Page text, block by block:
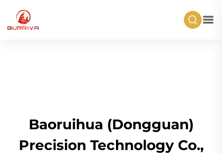
Baoruihua (Dongguan)
Precision Technology Co.,